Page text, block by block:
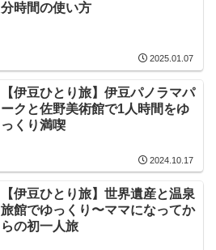
分時間の使い方
2025.01.07
【伊豆ひとり旅】伊豆パノラマパ
ークと佐野美術館で1人時間をゆ
っくり満喫
2024.10.17
【伊豆ひとり旅】世界遺産と温泉
旅館でゆっくり〜ママになってか
らの初一人旅